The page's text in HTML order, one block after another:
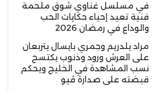
في مسلسل غناوي شوق ملحمة
فنية تعيد إحياء حكايات الحب
والوداع في رمضان 2026
مراد يلدريم وجمري بايسال يتربعان
على العرش ورود وذنوب يكتسح
نسب المشاهدة في الخليج ويحكم
قبضته على صدارة ڤيو